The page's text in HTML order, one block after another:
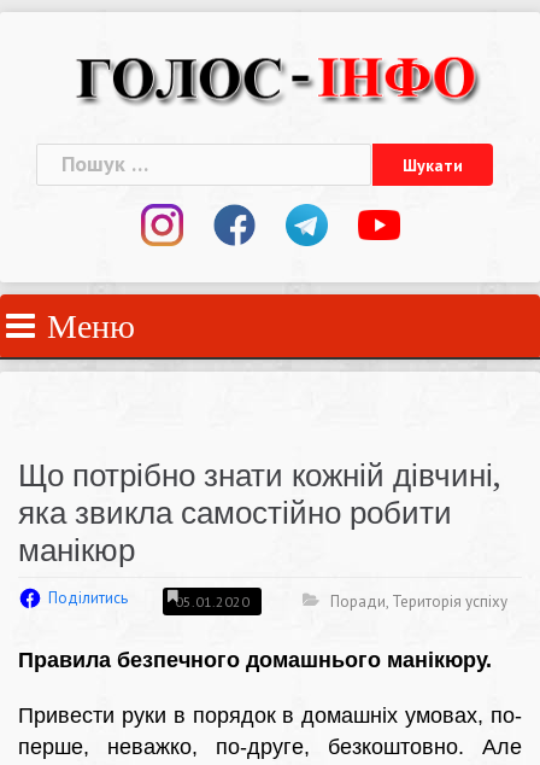
Пошук:
Меню
Що потрібно знати кожній дівчині,
яка звикла самостійно робити
манікюр
Поділитись 05.01.2020 Поради, Територія успіху
Правила безпечного домашнього манікюру.
Привести руки в порядок в домашніх умовах, по-
перше, неважко, по-друге, безкоштовно. Але